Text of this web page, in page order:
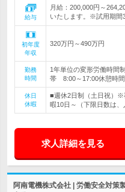
給与
月給：200,000円～
いたします。※試用期間
初年度
年収
320万円～490万円
勤務
時間
1年単位の変形労働時間
帯 8:00～17:00休憩時間
休日
休暇
■週休2日制（土日祝）※
暇10日～（下限日数は
求人詳細を見る
阿南電機株式会社 | 労働安全対策